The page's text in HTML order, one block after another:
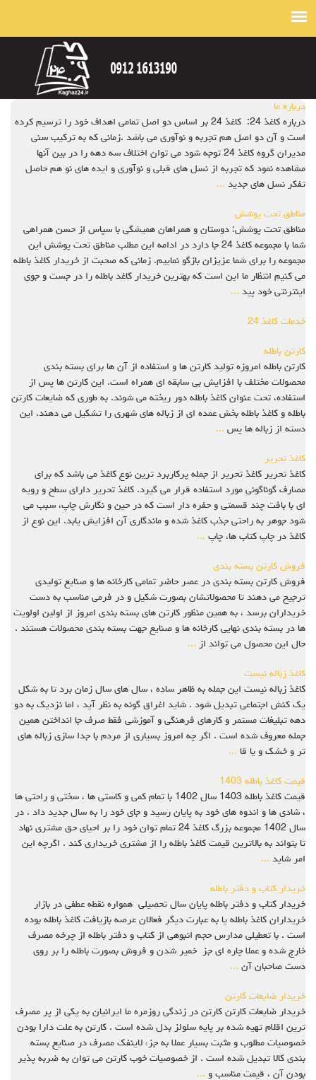
درباره ما
درباره کاغذ 24: کاغذ 24 بر اساس دو اصل تمامی اهداف خود را ترسیم کرده
است و آن دو اصل هم تجربه و نوآوری می باشد .زمانی که به ترکیب سنی
مدیران گروه کاغذ 24 توجه شود می توان اختلاف سه دهه را در بین آنها
مشاهده نمود که تجربه از نسل های قبلی و نوآوری و ایده های نو هم حاصل
تفکر نسل های جدید ...
مناطق تحت پوشش
مناطق تحت پوشش: دوستان و همراهان همیشگی با سپاس از حسن همراهی
شما با مجموعه کاغذ 24 جا دارد در ادامه این مطلب مناطق تحت پوشش این
مجموعه را برای شما عزیزان بازگو نماییم. زمانی که صحبت از خریدار کاغذ باطله
می کنیم انتظار ما این است که بهترین خریدار کاغد باطله را در جست و جوی
اینترنتی خود پید ...
خدمات کاغذ 24
کارتن باطله
کارتن باطله امروزه تولید کارتن ها و استفاده از آن ها برای بسته بندی
محصولات مختلف با افزایش بی سابقه ای همراه است. این کارتن ها پس از
استفاده، تحت عنوان کاغذ باطله دور ریخته می شوند. به طوری که ضایعات کارتن
باطله و کاغذ باطله بخش عمده ای از زباله های شهری را تشکیل می دهند. این
دسته از زباله ها پس ...
کاغذ تحریر
کاغذ تحریر کاغذ تحریر از جمله پرکاربرد ترین نوع کاغذ می باشد که برای
مصارف گوناگونی مورد استفاده قرار می گیرد. کاغذ تحریر دارای سطح و رویه
ای با بافت چند قسمتی و حفره دار است که در حین و نگارش چاپ، سبب می
شود جوهر به راحتی جذب کاغذ شده و ماندگاری آن افزایش یابد. این نوع از
کاغذ در چاپ کتاب ها، چاپ ...
فروش کارتن بسته بندی
فروش کارتن بسته بندی در عصر حاضر تمامی کارخانه ها و صنایع تولیدی
ترجیح می دهند تا محصولاتشان بصورت شکیل و در فرمی مناسب به دست
خریداران برسد ، به همین منظور کارتن های بسته بندی امروز از اولین اولویت
ها در بسته بندی نهایی کارخانه ها و صنایع جهت بسته بندی محصولات هستند .
حال این محصول می تواند از ...
کاغذ زباله نیست
کاغذ زباله نیست این جمله به ظاهر ساده ، سال های سال زمان برد تا به شکل
یک کنش اجتماعی تبدیل شود . شاید اغراق گونه به نظر آید ، اما نزدیک به دو
دهه تبلیغات مستمر و کارهای فرهنگی و آموزشی فقط صرف جا انداختن همین
جمله معروف شده است . اگر چه امروز بسیاری از مردم با جدا سازی زباله های
تر و خشک و یا قا ...
قیمت کاغذ باطله 1403
قیمت کاغذ باطله 1403 سال 1402 با تمام کمی و کاستی ها ، سختی و راحتی ها
، شادی ها و اندوه های خود به پایان رسید و جای خود را به سال جدید داد . در
سال 1402 مجموعه بزرگ کاغذ 24 تمام توان خود را بر احیای حق مشتری نهاد
تا بتواند به بالاترین قیمت کاغذ باطله را از مشتری خریداری کند . اگرچه این
امر شاید ...
خریدار کتاب و دفتر باطله
خریدار کتاب و دفتر باطله پایان سال تحصیلی همواره نقطه عطفی در بازار
خریداران کاغذ باطله یا به عبارت دیگر فعالان عرصه بازیافت کاغذ باطله بوده
است . با تعطیلی مدارس حجم انبوهی از کتاب و دفتر باطله از چرخه مصرف
خارج شده و عملا چاره ای جز خمیر شدن و فروش بصورت باطله را بر روی
دست صاحبان آن ...
خریدار ضایعات کارتن
خریدار ضایعات کارتن کارتن در زندگی روزمره ما ایرانیان به یکی از پر مصرف
ترین اقلام تهیه شده بر پایه سلولز بدل شده است . کارتن به علت دارا بودن
خصوصیات مطلوب و مثبت بسیار عملا به جزء لاینفک مصرف در صنایع بسته
بندی کالا تبدیل شده است . از خصوصیات خوب کارتن می توان به ضربه پذیر
بودن آن ، قیمت مناسب و ...